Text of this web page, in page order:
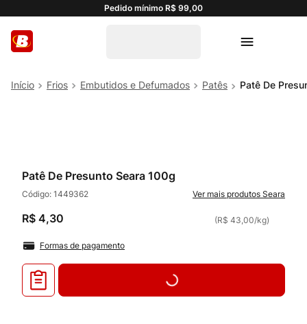
Pedido mínimo R$ 99,00
Frios Embutidos e Defumados Patês Patê De
Patê De Presunto Seara 100g
Código: 1449362 Seara
R$ 4,30 (R$ 43,00/kg)
Formas de pagamento